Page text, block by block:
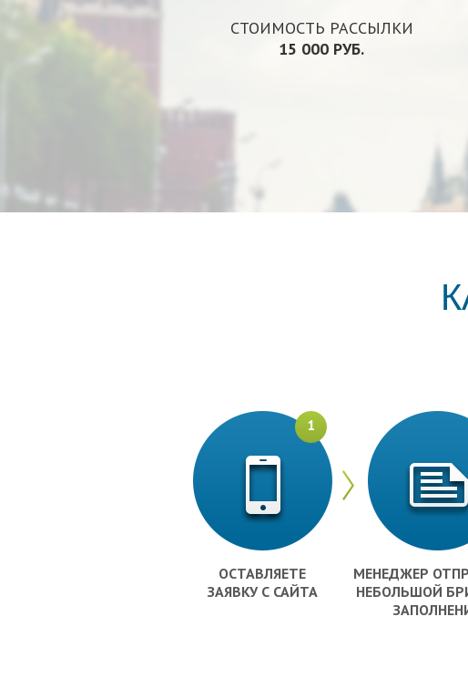
СТОИМОСТЬ РАССЫЛКИ
15 000 РУБ.
1
ОСТАВЛЯЕТЕ
ЗАЯВКУ С САЙТА
МЕНЕДЖЕР
НЕБОЛЬШОЙ